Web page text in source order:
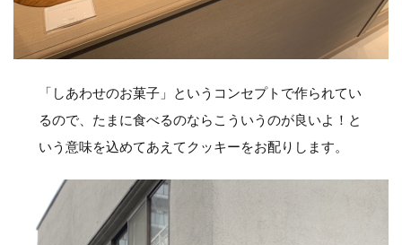
「しあわせのお菓子」というコンセプトで作られてい
るので、たまに食べるのならこういうのが良いよ！と
いう意味を込めてあえてクッキーをお配りします。